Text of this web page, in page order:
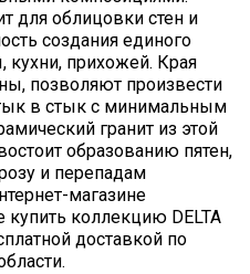
для облицовки стен и
создания единого
кухни, прихожей. Края
позволяют произвести
в стык с минимальным
гранит из этой
образованию пятен,
и перепадам
магазине
коллекцию DELTA
доставкой по